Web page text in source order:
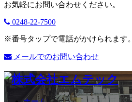
お気軽にお問い合わせください。
0248-22-7500
※番号タップで電話がかけられます。
メールでのお問い合わせ